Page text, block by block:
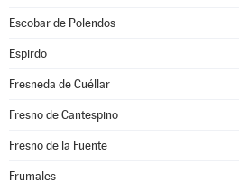
Escobar de Polendos
Espirdo
Fresneda de Cuéllar
Fresno de Cantespino
Fresno de la Fuente
Frumales